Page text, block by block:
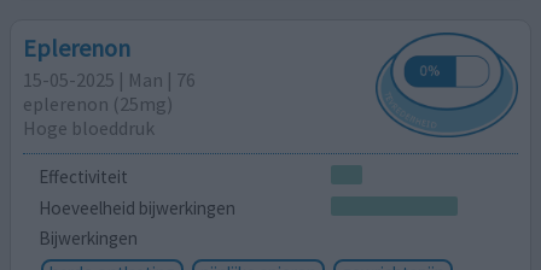
Eplerenon
15-05-2025 | Man | 76
eplerenon (25mg)
Hoge bloeddruk
Effectiviteit
Hoeveelheid bijwerkingen
Bijwerkingen